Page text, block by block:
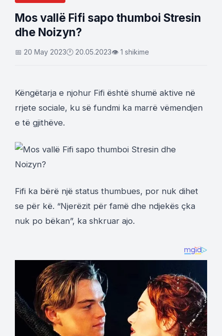
Mos vallë Fifi sapo thumboi Stresin
dhe Noizyn?
📅 20 May 2023🕐 20.05.2023👁 1 shikime
Këngëtarja e njohur Fifi është shumë aktive në
rrjete sociale, ku së fundmi ka marrë vëmendjen
e të gjithëve.
Fifi ka bërë një status thumbues, por nuk dihet
se për kë. “Njerëzit për famë dhe ndjekës çka
nuk po bëkan”, ka shkruar ajo.